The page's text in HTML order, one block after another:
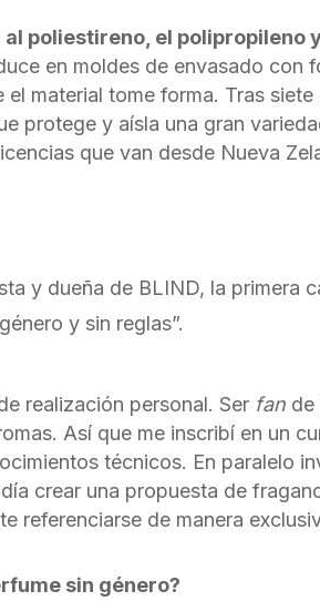
poliestireno, el
en moldes de envasado con
material tome forma. Tras
protege y aísla una gran
que van desde Nueva
y dueña de BLIND, la primera
y sin reglas”.
realización personal. Ser fan de
Así que me inscribí en un
técnicos. En paralelo
crear una propuesta de
referenciarse de manera
sin género?